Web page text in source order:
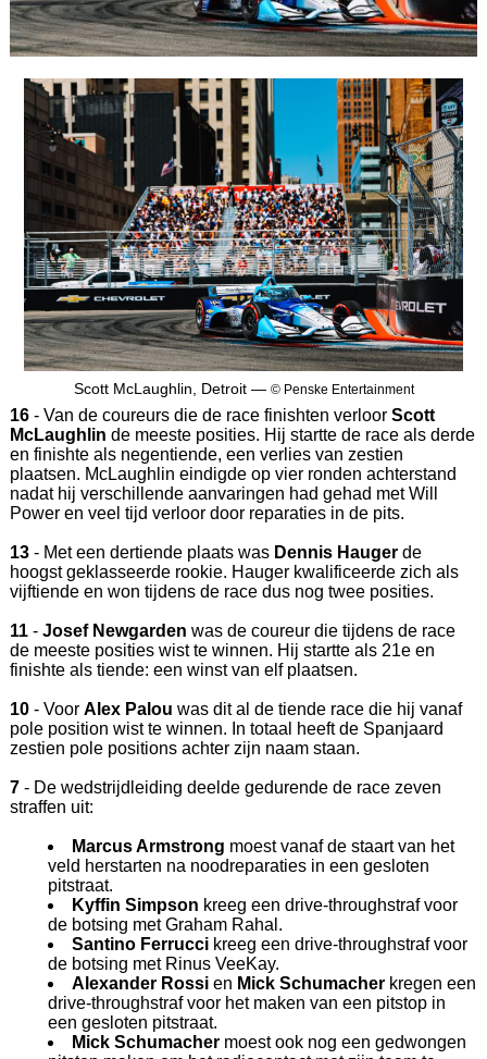
Scott McLaughlin, Detroit — © Penske Entertainment
16- Van de coureurs die de race finishten verloor Scott
McLaughlin de meeste posities. Hij startte de race als derde
en finishte als negentiende, een verlies van zestien
plaatsen. McLaughlin eindigde op vier ronden achterstand
nadat hij verschillende aanvaringen had gehad met Will
Power en veel tijd verloor door reparaties in de pits.
13- Met een dertiende plaats was Dennis Haugerde
hoogst geklasseerde rookie. Hauger kwalificeerde zich als
vijftiende en won tijdens de race dus nog twee posities.
11- Josef Newgarden was de coureur die tijdens de race
de meeste posities wist te winnen. Hij startte als 21e en
finishte als tiende: een winst van elf plaatsen.
10- Voor Alex Palou was dit al de tiende race die hij vanaf
pole position wist te winnen. In totaal heeft de Spanjaard
zestien pole positions achter zijn naam staan.
7- De wedstrijdleiding deelde gedurende de race zeven
straffen uit:
Marcus Armstrong moest vanaf de staart van het
veld herstarten na noodreparaties in een gesloten
pitstraat.
Kyffin Simpson kreeg een drive-throughstraf voor
de botsing met Graham Rahal.
Santino Ferruccikreeg een drive-throughstraf voor
de botsing met Rinus VeeKay.
Alexander Rossien Mick Schumacherkregen een
drive-throughstraf voor het maken van een pitstop in
een gesloten pitstraat.
Mick Schumachermoest ook nog een gedwongen